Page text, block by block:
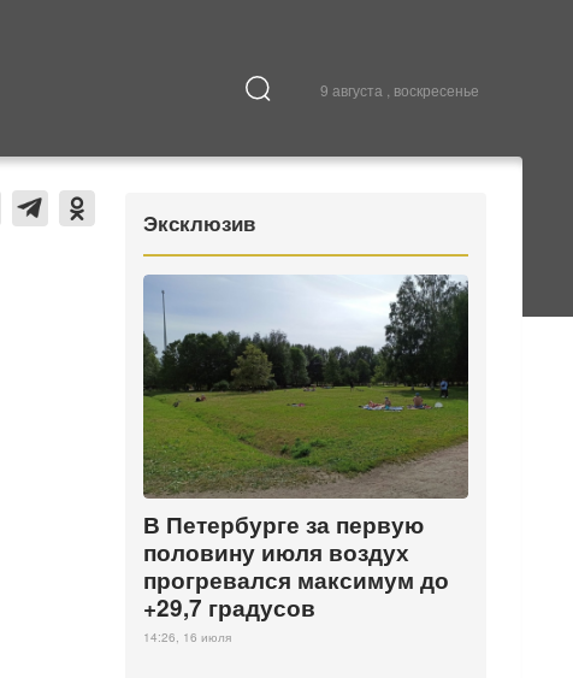
9 августа , воскресенье
Культура
Эксклюзив
В Петербурге за первую
половину июля воздух
прогревался максимум до
+29,7 градусов
14:26, 16 июля